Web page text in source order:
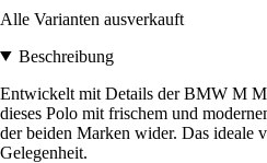
Alle Varianten ausverkauft
Beschreibung
Entwickelt mit Details der BMW M
dieses Polo mit frischem und
der beiden Marken wider. Das ideale
Gelegenheit.